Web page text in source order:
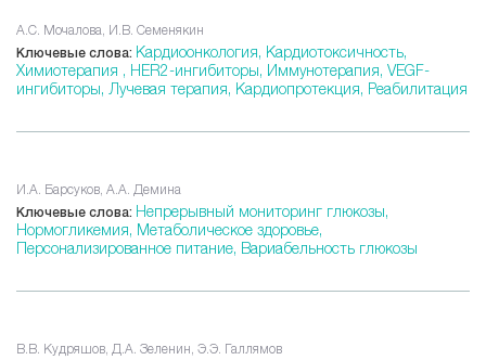
А.С. Мочалова, И.В. Семенякин
Ключевые слова: Кардиоонкология, Кардиотоксичность,
Химиотерапия , HER2-ингибиторы, Иммунотерапия, VEGF-
ингибиторы, Лучевая терапия, Кардиопротекция, Реабилитация
И.А. Барсуков, А.А. Демина
Ключевые слова: Непрерывный мониторинг глюкозы,
Нормогликемия, Метаболическое здоровье,
Персонализированное питание, Вариабельность глюкозы
В.В. Кудряшов, Д.А. Зеленин, Э.Э. Галлямов